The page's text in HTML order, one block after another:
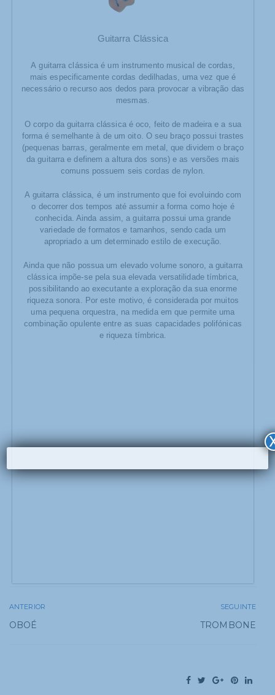
Guitarra Clássica
A guitarra clássica é um instrumento musical de cordas,
mais especificamente cordas dedilhadas, uma vez que é
necessário o recurso aos dedos para provocar a vibração das
mesmas.
O corpo da guitarra clássica é oco, feito de madeira e a sua
forma é semelhante à de um oito. O seu braço possui trastes
(pequenas barras, geralmente em metal, que dividem o braço
da guitarra e definem a altura dos sons) e as versões mais
comuns possuem seis cordas de nylon.
A guitarra clássica, é um instrumento que foi evoluindo com
o decorrer dos tempos até assumir a forma como hoje é
conhecida. Ainda assim, a guitarra possui uma grande
variedade de formatos e tamanhos, sendo cada um
apropriado a um determinado estilo de execução.
Ainda que não possua um elevado volume sonoro, a guitarra
clássica impõe-se pela sua elevada versatilidade tímbrica,
possibilitando ao executante a exploração da sua enorme
riqueza sonora. Por este motivo, é considerada por muitos
uma pequena orquestra, na medida em que permite uma
combinação opulente entre as suas capacidades polifónicas
e riqueza tímbrica.
ANTERIOR
OBOÉ
SEGUINTE
TROMBONE